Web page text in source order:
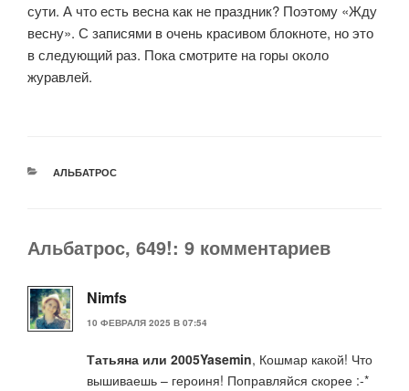
сути. А что есть весна как не праздник? Поэтому «Жду
весну». С записями в очень красивом блокноте, но это
в следующий раз. Пока смотрите на горы около
журавлей.
РУБРИКИ
АЛЬБАТРОС
Альбатрос, 649!: 9 комментариев
Nimfs
10 ФЕВРАЛЯ 2025 В 07:54
Татьяна или 2005Yasemin, Кошмар какой! Что
вышиваешь – героиня! Поправляйся скорее :-*